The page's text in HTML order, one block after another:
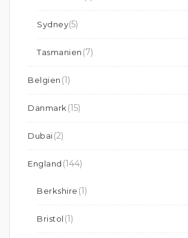
Sydney(5)
Tasmanien (7)
Belgien (1)
Danmark (15)
Dubai(2)
England (144)
Berkshire (1)
Bristol (1)